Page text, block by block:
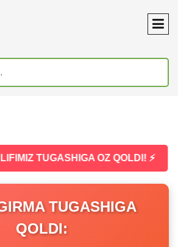
TUGASHIGA OZ QOLDI! ⚡
TUGASHIGA
QOLDI: